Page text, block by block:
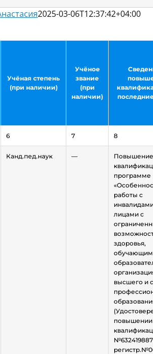
2025-03-06T12:37:42+04:00
Учёная степень
(при наличии)
Учёное
звание
(при
наличии)
6 7 8
Канд.пед.наук —
Повышение
программе
работы с
лицами с
здоровья,
высшего и
повышении